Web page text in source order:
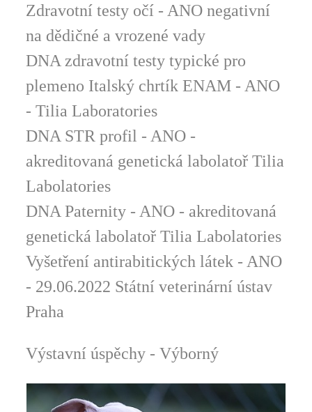
Zdravotní testy očí - ANO negativní
na dědičné a vrozené vady
DNA zdravotní testy typické pro
plemeno Italský chrtík ENAM - ANO
- Tilia Laboratories
DNA STR profil - ANO -
akreditovaná genetická labolatoř Tilia
Labolatories
DNA Paternity - ANO - akreditovaná
genetická labolatoř Tilia Labolatories
Vyšetření antirabitických látek - ANO
- 29.06.2022 Státní veterinární ústav
Praha
Výstavní úspěchy - Výborný